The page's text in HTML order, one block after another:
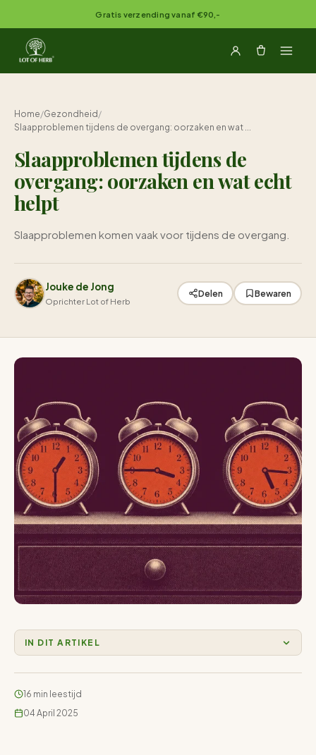
Gratis verzending vanaf €90,-
Home/Gezondheid /
Slaapproblemen tijdens de overgang: oorzaken en wat ...
Slaapproblemen tijdens de
overgang: oorzaken en wat echt
helpt
Slaapproblemen komen vaak voor tijdens de overgang.
Jouke de Jong
Oprichter Lot of Herb
Delen Bewaren
IN DIT ARTIKEL
16 min leestijd
04 April 2025